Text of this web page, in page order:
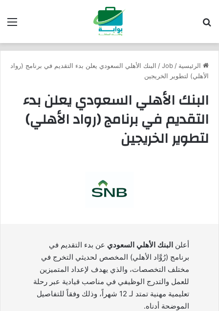
الرئيسية /
Job
/ البنك الأهلي السعودي يعلن بدء التقديم في برنامج (رواد
الأهلي) لتطوير الخريجين
البنك الأهلي السعودي يعلن بدء
التقديم في برنامج (رواد الأهلي)
لتطوير الخريجين
أعلن البنك الأهلي السعودي عن بدء التقديم في
برنامج (رُوَّاد الأهلي) المخصص لحديثي التخرج في
مختلف التخصصات، والذي يهدف لإعداد المتميزين
للعمل والتدرج الوظيفي في مناصب قيادية عبر رحلة
تعليمية مهنية تمتد لـ 12 شهراً، وذلك وفقاً للتفاصيل
الموضحة أدناه.